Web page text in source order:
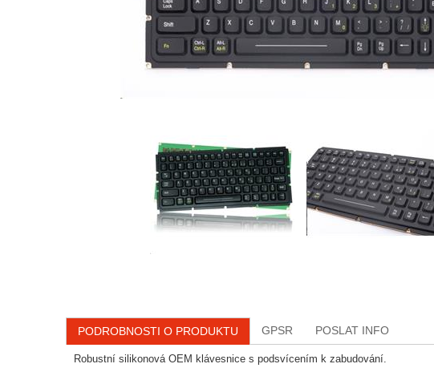
PODROBNOSTI O PRODUKTU GPSR POSLAT INFO
Robustní silikonová OEM klávesnice s podsvícením k zabudování.